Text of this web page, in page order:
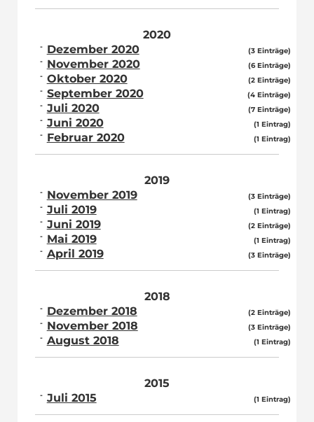
2020
Dezember 2020
(3 Einträge)
November 2020 (6 Einträge)
Oktober 2020 (2 Einträge)
September 2020 (4 Einträge)
Juli 2020 (7 Einträge)
Juni 2020 (1 Eintrag)
Februar 2020 (1 Eintrag)
2019
November 2019
(3 Einträge)
Juli 2019 (1 Eintrag)
Juni 2019 (2 Einträge)
Mai 2019 (1 Eintrag)
April 2019 (3 Einträge)
2018
Dezember 2018
(2 Einträge)
November 2018 (3 Einträge)
August 2018 (1 Eintrag)
2015
Juli 2015
(1 Eintrag)